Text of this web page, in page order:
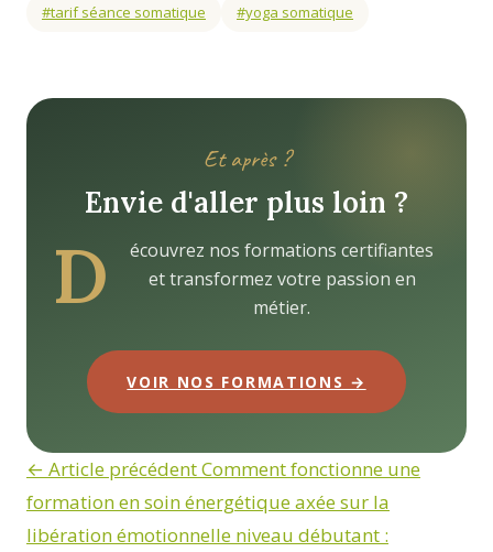
#tarif séance somatique
#yoga somatique
Et après ?
Envie d'aller plus loin ?
D
écouvrez nos formations certifiantes
et transformez votre passion en
métier.
VOIR NOS FORMATIONS →
← Article précédentComment fonctionne une
formation en soin énergétique axée sur la
libération émotionnelle niveau débutant :